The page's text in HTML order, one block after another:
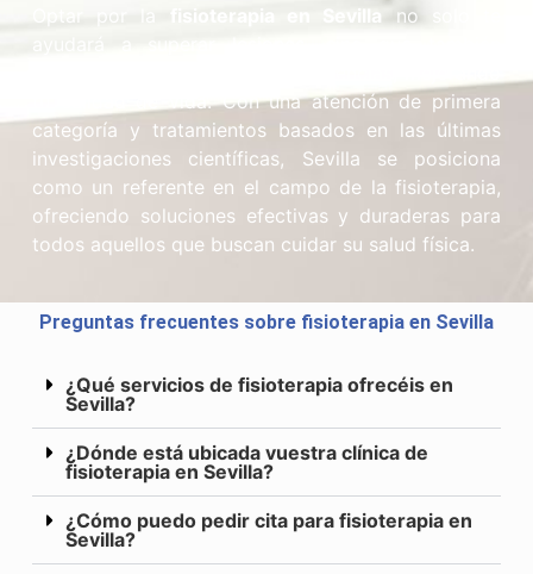
Optar por la
fisioterapia en Sevilla no solo te
tu calidad de vida. Con una atención de primera
categoría y tratamientos basados en las últimas
investigaciones científicas, Sevilla se posiciona
como un referente en el campo de la fisioterapia,
ofreciendo soluciones efectivas y duraderas para
todos aquellos que buscan cuidar su salud física.
Preguntas frecuentes sobre fisioterapia en Sevilla
¿Qué servicios de fisioterapia ofrecéis en
Sevilla?
¿Dónde está ubicada vuestra clínica de
fisioterapia en Sevilla?
¿Cómo puedo pedir cita para fisioterapia en
Sevilla?